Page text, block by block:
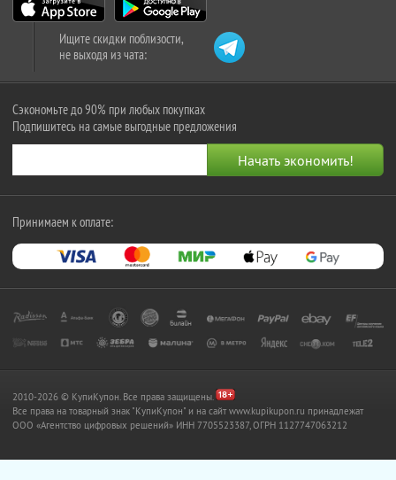
Ищите скидки поблизости,
не выходя из чата:
Сэкономьте до 90% при любых покупках
Подпишитесь на самые выгодные предложения
Принимаем к оплате:
2010-2026 © КупиКупон. Все права защищены.
Все права на товарный знак "КупиКупон" и на сайт www.kupikupon.ru принадлежат
OOO «Агентство цифровых решений» ИНН 7705523387, ОГРН 1127747063212